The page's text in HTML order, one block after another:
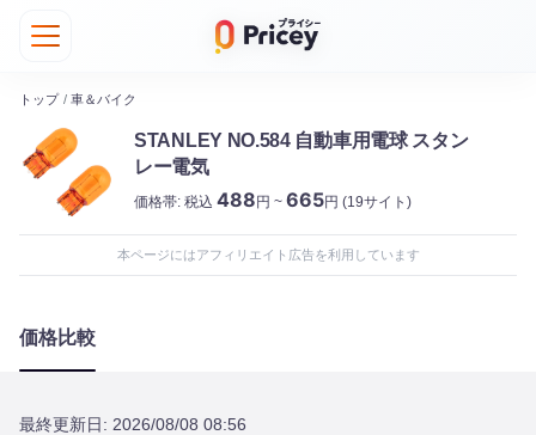
トップ / 車＆バイク
STANLEY NO.584 自動車用電球 スタン
レー電気
価格帯: 税込 488円 ~ 665円 (19サイト)
本ページにはアフィリエイト広告を利用しています
価格比較
最終更新日: 2026/08/08 08:56